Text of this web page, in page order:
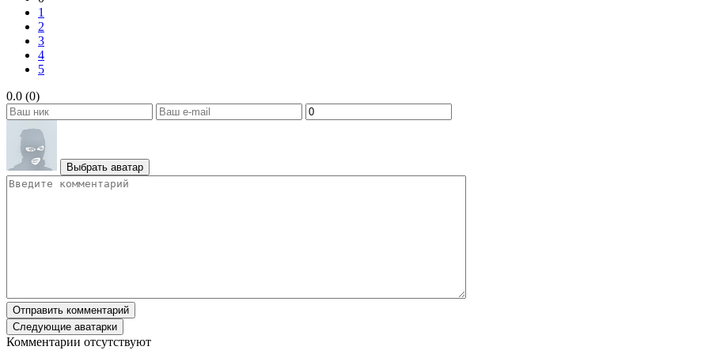
1
2
3
4
5
0.0 (0)
Выбрать аватар
Отправить комментарий
Следующие аватарки
Комментарии отсутствуют